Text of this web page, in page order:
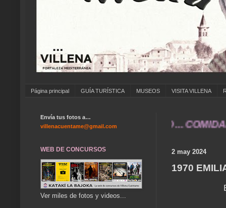
Página principal GUÍA TURÍSTICA MUSEOS VISITA VILLENA
... NAVIDAD ... COMIDAS
2 may 2024
1970
Envía tus fotos a…
villenacuentame@gmail.com
WEB DE CONCURSOS
Ver miles de fotos y videos...